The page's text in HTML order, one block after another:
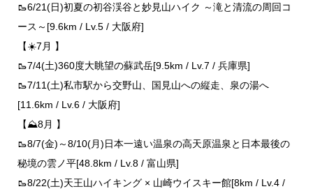
🥾6/21(日)初夏の初谷渓谷と妙見山ハイク ～滝と清流の周回コ
ース～[9.6km / Lv.5 / 大阪府]
【☀️7月 】
🥾7/4(土)360度大眺望の蘇武岳[9.5km / Lv.7 / 兵庫県]
🥾7/11(土)私市駅から交野山、国見山への縦走、泉の湯へ
[11.6km / Lv.6 / 大阪府]
【⛰️8月 】
🥾8/7(金)～8/10(月)日本一遠い温泉の高天原温泉と日本最後の
秘境の雲ノ平[48.8km / Lv.8 / 富山県]
🥾8/22(土)天王山ハイキング × 山崎ウイスキー館[8km / Lv.4 /